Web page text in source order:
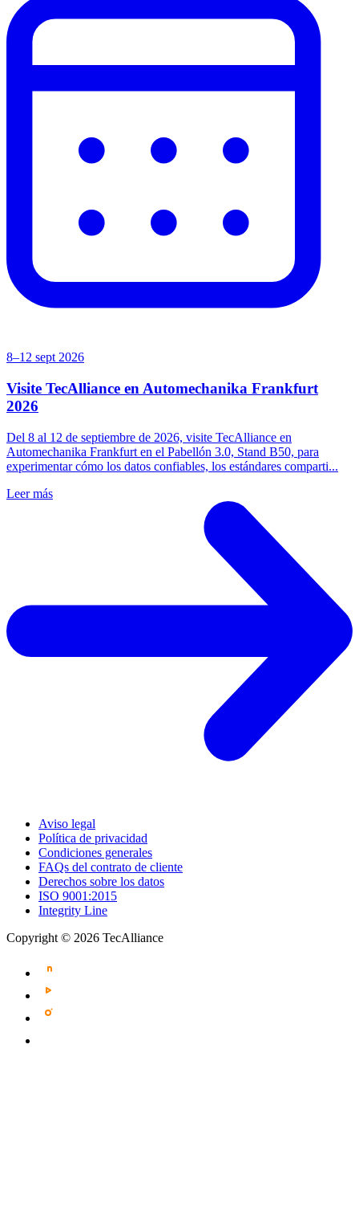
8–12 sept 2026
Visite TecAlliance en Automechanika Frankfurt
2026
Del 8 al 12 de septiembre de 2026, visite TecAlliance en
Automechanika Frankfurt en el Pabellón 3.0, Stand B50, para
experimentar cómo los datos confiables, los estándares comparti...
Leer más
Aviso legal
Política de privacidad
Condiciones generales
FAQs del contrato de cliente
Derechos sobre los datos
ISO 9001:2015
Integrity Line
Copyright © 2026 TecAlliance